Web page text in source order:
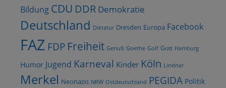
Bildung CDU DDR Demokratie
Deutschland Diktatur Dresden Europa Facebook
FAZ FDP Freiheit Genuß Goethe Golf Gott Hamburg
Humor Jugend Karneval Kinder Köln Lindner
Merkel Neonazis NRW Ostdeutschland PEGIDA Politik